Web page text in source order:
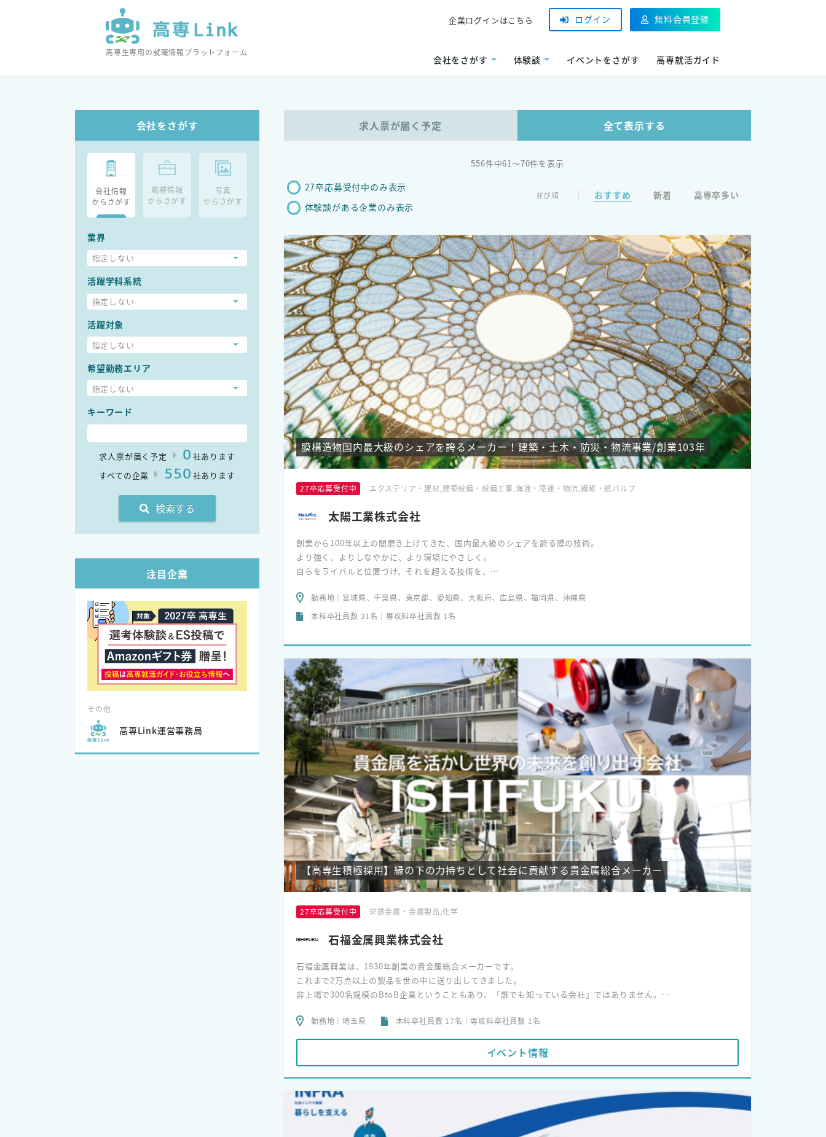
高専生専用の就職情報プラットフォーム
企業ログインはこちら ログイン 無料会員登録
会社をさがす 体験談 イベントをさがす 高専就活ガイド
会社をさがす
会社情報
からさがす
職種情報
からさがす
写真
からさがす
業界
指定しない
活躍学科系統
指定しない
活躍対象
指定しない
希望勤務エリア
指定しない
キーワード
求人票が届く予定 0 社あります
すべての企業
550 社あります
検索する
注目企業
その他
高専Link運営事務局
求人票が届く予定 全て表示する
27卒応募受付中のみ表示
体験談がある企業のみ表示
並び順 おすすめ 新着 高専卒多い
膜構造物国内最大級のシェアを誇るメーカー！建築・土木・防災・物流事業/創業103年
27卒応募受付中 エクステリア・建材,建築設備・設備工事,海運・陸運・物流,繊維・紙パルプ
太陽工業株式会社
創業から100年以上の間磨き上げてきた、国内最大級のシェアを誇る膜の技術。
より強く、よりしなやかに、より環境にやさしく。
自らをライバルと位置づけ、それを超える技術を、
勤務地｜宮城県、千葉県、東京都、愛知県、大阪府、広島県、福岡県、沖縄県
本科卒社員数 21名｜専攻科卒社員数 1名
【高専生積極採用】縁の下の力持ちとして社会に貢献する貴金属総合メーカー
27卒応募受付中 非鉄金属・金属製品,化学
石福金属興業株式会社
石福金属興業は、1930年創業の貴金属総合メーカーです。
これまで2万点以上の製品を世の中に送り出してきました。
非上場で300名規模のBtoB企業ということもあり、「誰でも知っている会社」ではありません。
開発・製造拠点は埼玉１拠点に集約しており、腰を据えて働ける環境があります。
勤務地｜埼玉県 本科卒社員数 17名｜専攻科卒社員数 1名
イベント情報
556件中61〜70件を表示